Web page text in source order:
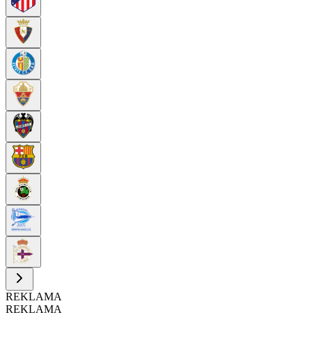
REKLAMA
REKLAMA